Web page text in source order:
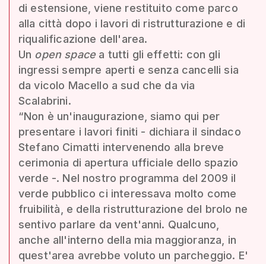
di estensione, viene restituito come parco
alla città dopo i lavori di ristrutturazione e di
riqualificazione dell'area.
Un open spacea tutti gli effetti: con gli
ingressi sempre aperti e senza cancelli sia
da vicolo Macello a sud che da via
Scalabrini.
“Non è un'inaugurazione, siamo qui per
presentare i lavori finiti - dichiara il sindaco
Stefano Cimatti intervenendo alla breve
cerimonia di apertura ufficiale dello spazio
verde -. Nel nostro programma del 2009 il
verde pubblico ci interessava molto come
fruibilità, e della ristrutturazione del brolo ne
sentivo parlare da vent'anni. Qualcuno,
anche all'interno della mia maggioranza, in
quest'area avrebbe voluto un parcheggio. E'